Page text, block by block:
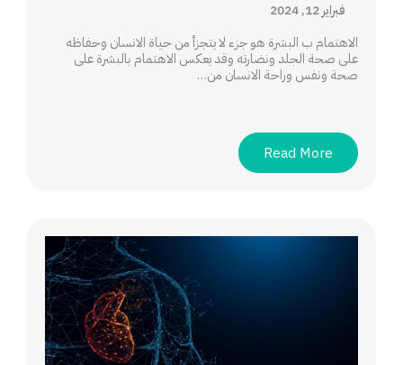
فبراير 12, 2024
الاهتمام ب البشرة هو جزء لا يتجزأ من حياة الانسان وحفاظه
على صحة الجلد ونضارته وقد يعكس الاهتمام بالبشرة على
صحة ونفس وراحة الانسان من…
Read More